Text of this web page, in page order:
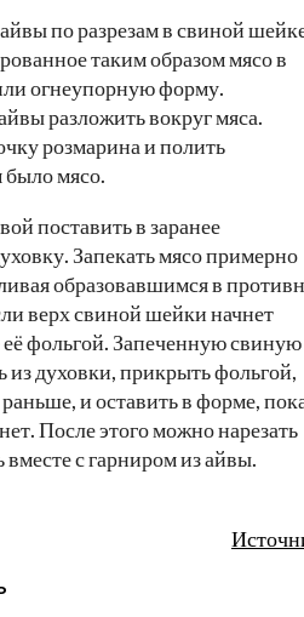
по разрезам в свиной
таким образом мясо в
огнеупорную форму.
разложить вокруг мяса.
розмарина и полить
мясо.
поставить в заранее
Запекать мясо примерно
образовавшимся в
верх свиной шейки начнет
её фольгой. Запеченную свиную
из духовки, прикрыть фольгой,
раньше, и оставить в форме,
После этого можно нарезать
с гарниром из айвы.